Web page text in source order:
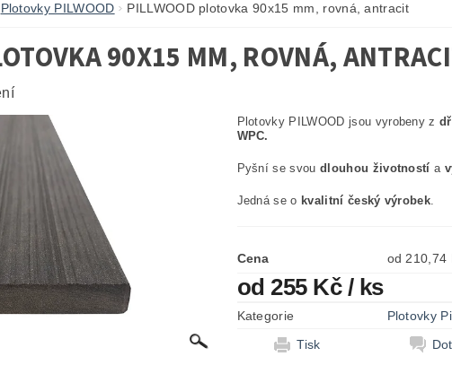
Plotovky PILWOOD PILLWOOD plotovka 90x15 mm, rovná, antracit
90X15 MM, ROVNÁ,
Plotovky PILWOOD jsou vyrobeny z
WPC.
Pyšní se svou dlouhou životností a
Jedná se o kvalitní český výrobek.
Cena
od 255 Kč / ks
Kategorie
Plotovky
Tisk